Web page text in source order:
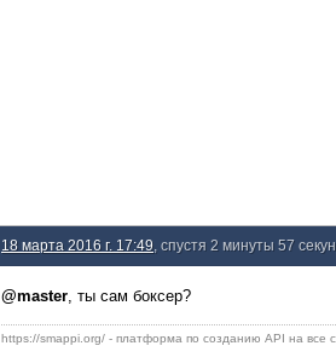
18 марта 2016 г. 17:49 , спустя 2 минуты 57
@master, ты сам боксер?
https://smappi.org/ - платформа по созданию API на все